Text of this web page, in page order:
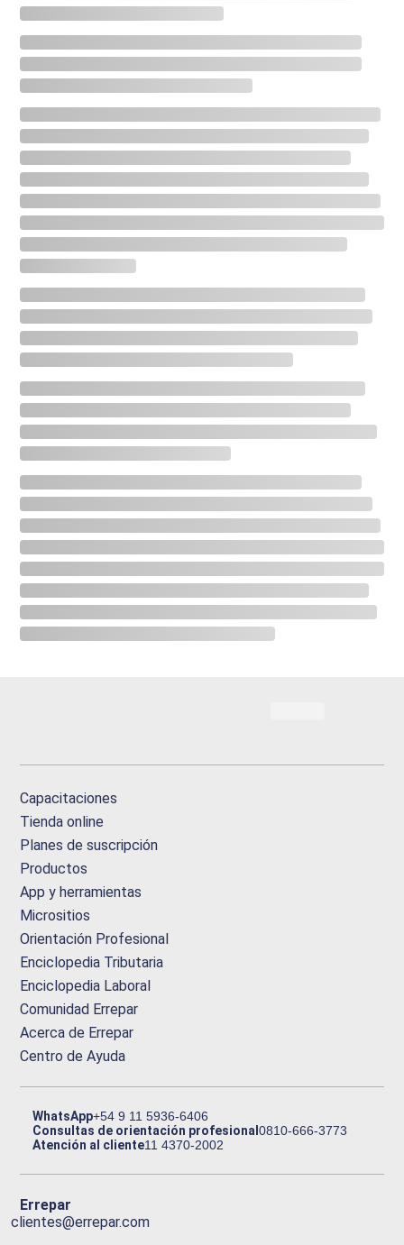
Capacitaciones
Tienda online
Planes de suscripción
Productos
App y herramientas
Micrositios
Orientación Profesional
Enciclopedia Tributaria
Enciclopedia Laboral
Comunidad Errepar
Acerca de Errepar
Centro de Ayuda
WhatsApp+54 9 11 5936-6406
Consultas de orientación profesional0810-666-3773
Atención al cliente11 4370-2002
Errepar
clientes@errepar.com